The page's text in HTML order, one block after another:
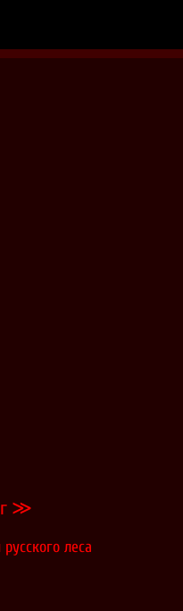
≫
леса